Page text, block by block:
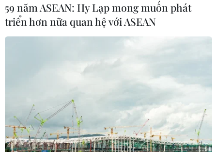
59 năm ASEAN: Hy Lạp mong muốn phát
triển hơn nữa quan hệ với ASEAN